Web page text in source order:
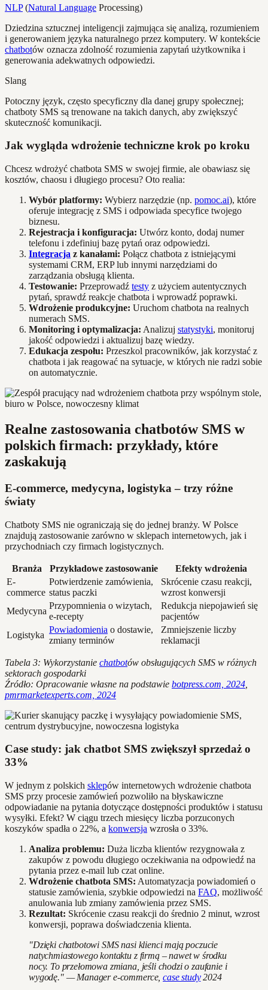
NLP(Natural Language Processing)
Dziedzina sztucznej inteligencji zajmująca się analizą, rozumieniem
i generowaniem języka naturalnego przez komputery. W kontekście
chatbotów oznacza zdolność rozumienia zapytań użytkownika i
generowania adekwatnych odpowiedzi.
Slang
Potoczny język, często specyficzny dla danej grupy społecznej;
chatboty SMS są trenowane na takich danych, aby zwiększyć
skuteczność komunikacji.
Jak wygląda wdrożenie techniczne krok po kroku
Chcesz wdrożyć chatbota SMS w swojej firmie, ale obawiasz się
kosztów, chaosu i długiego procesu? Oto realia:
Wybór platformy: Wybierz narzędzie (np. pomoc.ai), które
oferuje integrację z SMS i odpowiada specyfice twojego
biznesu.
Rejestracja i konfiguracja: Utwórz konto, dodaj numer
telefonu i zdefiniuj bazę pytań oraz odpowiedzi.
Integracja z kanałami: Połącz chatbota z istniejącymi
systemami CRM, ERP lub innymi narzędziami do
zarządzania obsługą klienta.
Testowanie: Przeprowadź testy z użyciem autentycznych
pytań, sprawdź reakcje chatbota i wprowadź poprawki.
Wdrożenie produkcyjne: Uruchom chatbota na realnych
numerach SMS.
Monitoring i optymalizacja: Analizuj statystyki, monitoruj
jakość odpowiedzi i aktualizuj bazę wiedzy.
Edukacja zespołu: Przeszkol pracowników, jak korzystać z
chatbota i jak reagować na sytuacje, w których nie radzi sobie
on automatycznie.
Realne zastosowania chatbotów SMS w
polskich firmach: przykłady, które
zaskakują
E-commerce, medycyna, logistyka – trzy różne
światy
Chatboty SMS nie ograniczają się do jednej branży. W Polsce
znajdują zastosowanie zarówno w sklepach internetowych, jak i
przychodniach czy firmach logistycznych.
Branża Przykładowe zastosowanie
Efekty wdrożenia
E-
commerce
Potwierdzenie zamówienia,
status paczki
Skrócenie czasu reakcji,
wzrost konwersji
Medycyna
Przypomnienia o wizytach,
e-recepty
Redukcja niepojawień się
pacjentów
Logistyka
Powiadomienia o dostawie,
zmiany terminów
Zmniejszenie liczby
reklamacji
Tabela 3: Wykorzystanie chatbotów obsługujących SMS w różnych
sektorach gospodarki
Źródło: Opracowanie własne na podstawie botpress.com, 2024
pmrmarketexperts.com, 2024
Case study: jak chatbot SMS zwiększył sprzedaż o
33%
W jednym z polskich sklepów internetowych wdrożenie chatbota
SMS przy procesie zamówień pozwoliło na błyskawiczne
odpowiadanie na pytania dotyczące dostępności produktów i statusu
wysyłki. Efekt? W ciągu trzech miesięcy liczba porzuconych
koszyków spadła o 22%, a konwersja wzrosła o 33%.
Analiza problemu: Duża liczba klientów rezygnowała z
zakupów z powodu długiego oczekiwania na odpowiedź na
pytania przez e-mail lub czat online.
Wdrożenie chatbota SMS: Automatyzacja powiadomień o
statusie zamówienia, szybkie odpowiedzi na FAQ, możliwość
anulowania lub zmiany zamówienia przez SMS.
Rezultat: Skrócenie czasu reakcji do średnio 2 minut, wzrost
konwersji, poprawa doświadczenia klienta.
"Dzięki chatbotowi SMS nasi klienci mają poczucie
natychmiastowego kontaktu z firmą – nawet w środku
nocy. To przełomowa zmiana, jeśli chodzi o zaufanie i
wygodę." — Manager e-commerce,case study2024